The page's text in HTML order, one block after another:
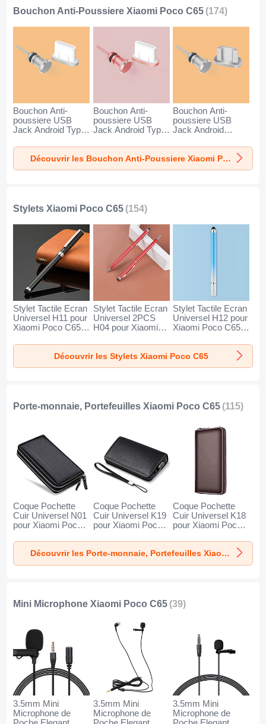
Bouchon Anti-Poussiere Xiaomi Poco C65 (174)
Bouchon Anti-
poussiere USB
Jack Android Type-
Xiaomi Poco C65
Argent
Bouchon Anti-
poussiere USB
Jack Android Type-
Xiaomi Poco C65
Or Rose
Bouchon Anti-
poussiere USB
Jack Android
Xiaomi Poco C65
Argent
Découvrir les Bouchon Anti-Poussiere Xiaomi Poco C65
Stylets Xiaomi Poco C65 (154)
Stylet Tactile Ecran
Universel H11 pour
Xiaomi Poco C65
Stylet Tactile Ecran
Universel 2PCS
H04 pour Xiaomi
Stylet Tactile Ecran
Universel H12 pour
Xiaomi Poco C65
Découvrir les Stylets Xiaomi Poco C65
Porte-monnaie, Portefeuilles Xiaomi Poco C65 (115)
Coque Pochette
Cuir Universel N01
pour Xiaomi Poco
Coque Pochette
Cuir Universel K19
pour Xiaomi Poco
Coque Pochette
Cuir Universel K18
pour Xiaomi Poco
Découvrir les Porte-monnaie, Portefeuilles Xiaomi Poco C65
Mini Microphone Xiaomi Poco C65 (39)
3.5mm Mini
Microphone de
3.5mm Mini
Microphone de
3.5mm Mini
Microphone de